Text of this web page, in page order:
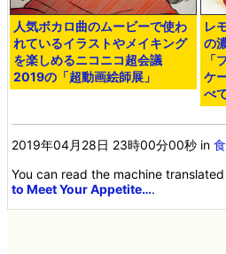
人気ボカロ曲のムービーで使わ
れているイラストやメイキング
を楽しめるニコニコ超会議
2019の「超動画絵師展」
レ
の
「
ケ
べ
2019年04月28日 23時00分00秒 in食
You can read the machine
to Meet Your Appetite….